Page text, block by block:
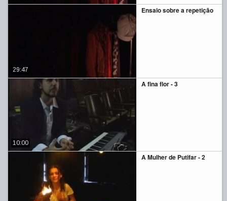
Ensaio sobre a repetição
29:47
A fina flor - 3
10:00
A Mulher de Putifar - 2